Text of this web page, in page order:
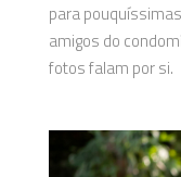
para
amigos do
fotos falam por si.